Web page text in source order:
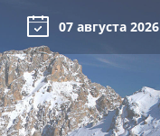
07 августа 2026